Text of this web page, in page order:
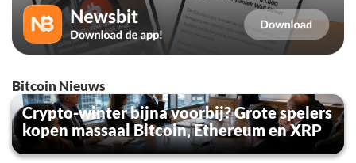
Bitcoin Nieuws
Crypto-winter bijna voorbij? Grote spelers
kopen massaal Bitcoin, Ethereum en XRP